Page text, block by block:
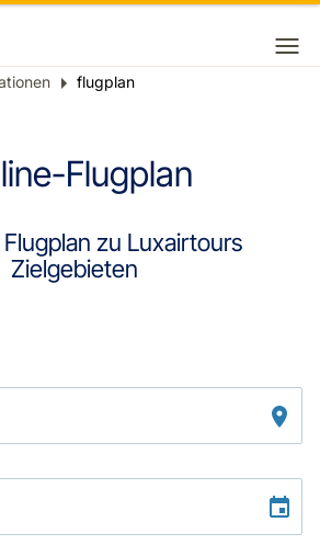
flugplan
Flugplan
zu Luxairtours
Zielgebieten